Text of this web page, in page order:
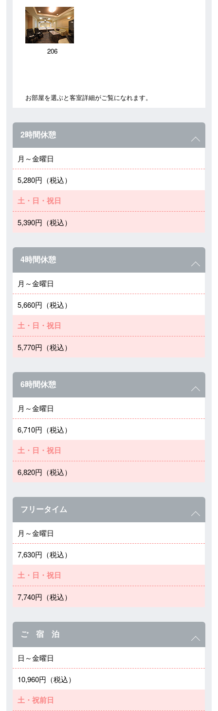
206
お部屋を選ぶと客室詳細がご覧になれます。
2時間休憩
月～金曜日
5,280円（税込）
土・日・祝日
5,390円（税込）
4時間休憩
月～金曜日
5,660円（税込）
土・日・祝日
5,770円（税込）
6時間休憩
月～金曜日
6,710円（税込）
土・日・祝日
6,820円（税込）
フリータイム
月～金曜日
7,630円（税込）
土・日・祝日
7,740円（税込）
ご 宿 泊
日～金曜日
10,960円（税込）
土・祝前日